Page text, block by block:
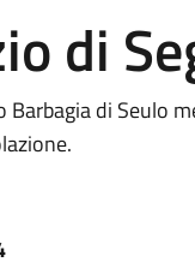
di
Barbagia di Seulo